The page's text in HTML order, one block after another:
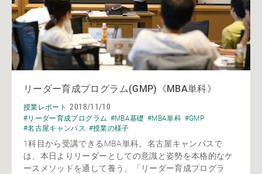
リーダー育成プログラム(GMP)《MBA単科》
授業レポート 2018/11/10
#リーダー育成プログラム #MBA基礎 #MBA単科 #GMP
#名古屋キャンパス #授業の様子
1科目から受講できるMBA単科。名古屋キャンパスで
は、本日よりリーダーとしての意識と姿勢を本格的なケ
ースメソッドを通して養う、「リーダー育成プログラ